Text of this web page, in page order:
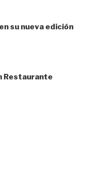
su nueva edición
Restaurante